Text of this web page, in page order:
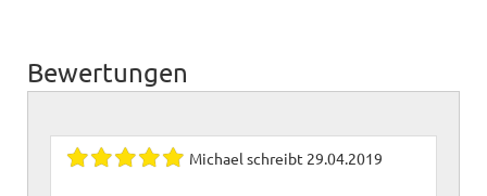
Bewertungen
Michael schreibt 29.04.2019